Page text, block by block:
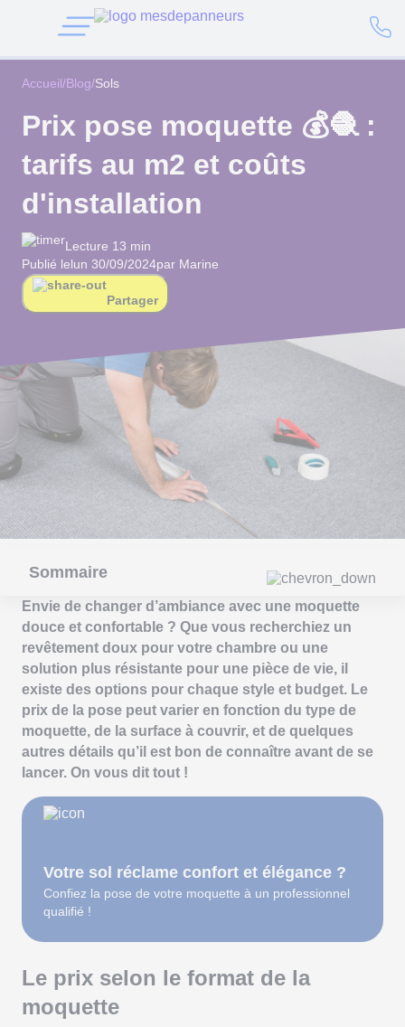
Accueil/Blog/Sols
Prix pose moquette 💰🧶 :
tarifs au m2 et coûts
d'installation
Lecture 13 min
Publié lelun 30/09/2024par Marine
Partager
Sommaire
Envie de changer d’ambiance avec une moquette
douce et confortable ? Que vous recherchiez un
revêtement doux pour votre chambre ou une
solution plus résistante pour une pièce de vie, il
existe des options pour chaque style et budget. Le
prix de la pose peut varier en fonction du type de
moquette, de la surface à couvrir, et de quelques
autres détails qu’il est bon de connaître avant de se
lancer. On vous dit tout !
Votre sol réclame confort et élégance ?
Confiez la pose de votre moquette à un professionnel
qualifié !
Le prix selon le format de la
moquette